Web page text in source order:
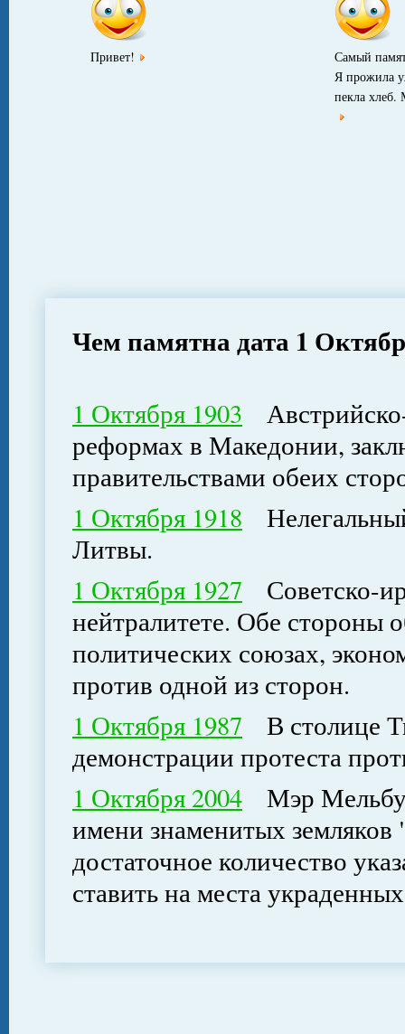
Привет!
Самый
Я прожила
пекла хлеб.
Чем памятна дата 1
1 Октября 1903
реформах в Македонии,
правительствами обеих
1 Октября 1918
Литвы.
1 Октября 1927 Советско-
нейтралитете. Обе стороны
политических союзах,
против одной из сторон.
1 Октября 1987 В столице
демонстрации протеста
1 Октября 2004 Мэр
имени знаменитых земляков
достаточное количество
ставить на места